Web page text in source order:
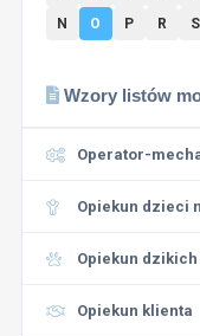
N
O P R S
Wzory listów
Operator-
Opiekun dzieci
Opiekun
Opiekun klienta